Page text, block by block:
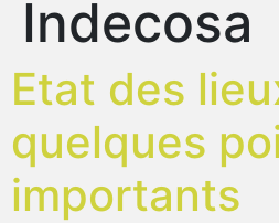
Indecosa
Etat des
quelques
importants